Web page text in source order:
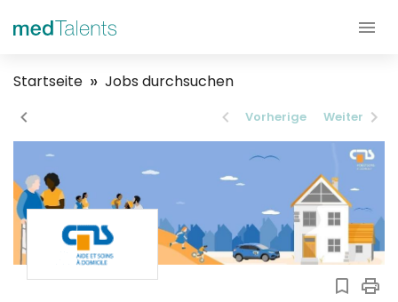
Startseite Jobs durchsuchen
Vorherige Weiter